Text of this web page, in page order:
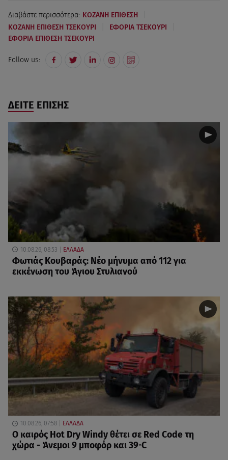
Διαβάστε περισσότερα: ΚΟΖΑΝΗ ΕΠΙΘΕΣΗ
ΚΟΖΑΝΗ ΕΠΙΘΕΣΗ ΤΣΕΚΟΥΡΙ ΕΦΟΡΙΑ ΤΣΕΚΟΥΡΙ
ΕΦΟΡΙΑ ΕΠΙΘΕΣΗ ΤΣΕΚΟΥΡΙ
Follow us:
ΔΕΙΤΕ ΕΠΙΣΗΣ
10.08.26, 08:53 ΕΛΛΑΔΑ
Φωτιάς Κουβαράς: Νέο μήνυμα από 112 για
εκκένωση του Άγιου Στυλιανού
10.08.26, 07:58 ΕΛΛΑΔΑ
Ο καιρός Hot Dry Windy θέτει σε Red Code τη
χώρα - Άνεμοι 9 μποφόρ και 39◦C